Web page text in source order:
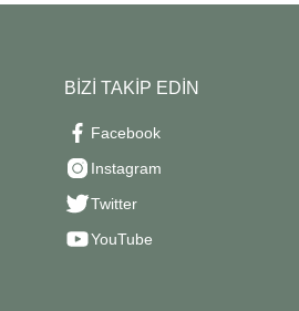
BİZİ TAKİP EDİN
Facebook
Instagram
Twitter
YouTube